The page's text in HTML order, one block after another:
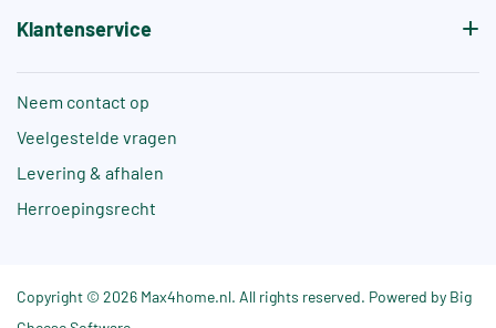
Klantenservice
Neem contact op
Veelgestelde vragen
Levering & afhalen
Herroepingsrecht
Copyright © 2026 Max4home.nl. All rights reserved. Powered by Big